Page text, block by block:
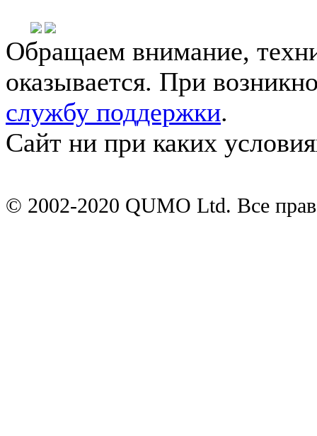
Обращаем внимание,
оказывается. При
службу поддержки.
Сайт ни при каких
© 2002-2020 QUMO Ltd. Все